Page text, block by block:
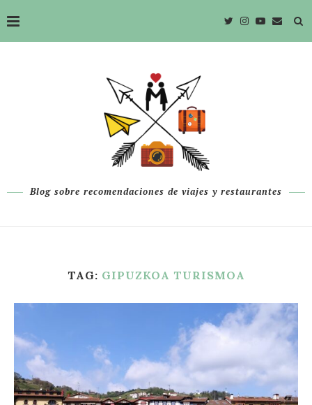
Blog sobre recomendaciones de viajes y restaurantes
TAG: GIPUZKOA TURISMOA